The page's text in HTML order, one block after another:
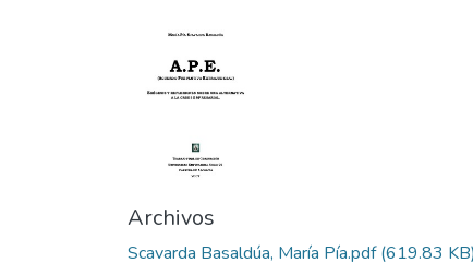
Archivos
Scavarda Basaldúa, María Pía.pdf(619.83 KB)